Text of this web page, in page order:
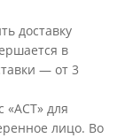
доставку
в
— от 3
«АСТ» для
лицо. Во